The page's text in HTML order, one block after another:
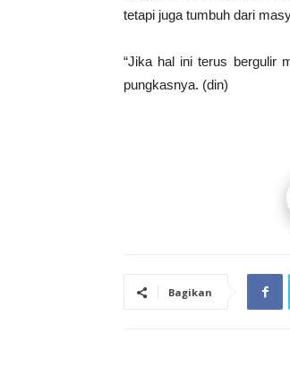
tetapi juga tumbuh dari
“Jika hal ini terus bergulir
pungkasnya. (din)
Bagikan